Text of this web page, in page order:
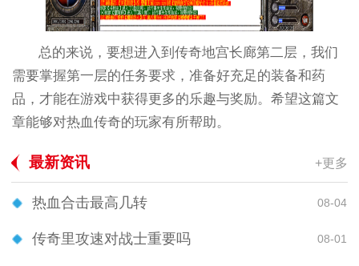
总的来说，要想进入到传奇地宫长廊第二层，我们
需要掌握第一层的任务要求，准备好充足的装备和药
品，才能在游戏中获得更多的乐趣与奖励。希望这篇文
章能够对热血传奇的玩家有所帮助。
最新资讯 +更多
热血合击最高几转 08-04
传奇里攻速对战士重要吗 08-01